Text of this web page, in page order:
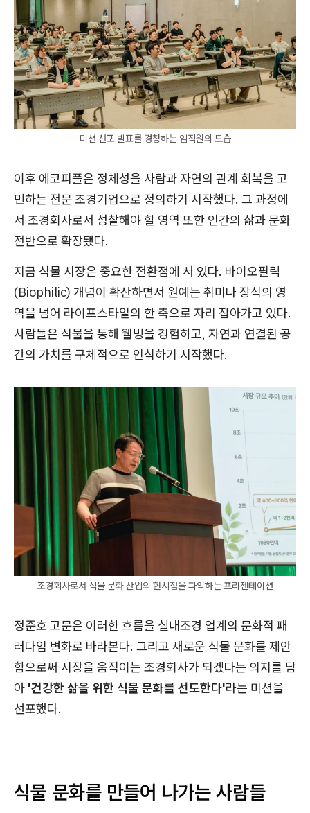
미션 선포 발표를 경청하는 임직원의 모습
이후 에코피플은 정체성을 사람과 자연의 관계 회복을 고
민하는 전문 조경기업으로 정의하기 시작했다. 그 과정에
서 조경회사로서 성찰해야 할 영역 또한 인간의 삶과 문화
전반으로 확장됐다.
지금 식물 시장은 중요한 전환점에 서 있다. 바이오필릭
(Biophilic) 개념이 확산하면서 원예는 취미나 장식의 영
역을 넘어 라이프스타일의 한 축으로 자리 잡아가고 있다.
사람들은 식물을 통해 웰빙을 경험하고, 자연과 연결된 공
간의 가치를 구체적으로 인식하기 시작했다.
조경회사로서 식물 문화 산업의 현시점을 파악하는 프리젠테이션
정준호 고문은 이러한 흐름을 실내조경 업계의 문화적 패
러다임 변화로 바라본다. 그리고 새로운 식물 문화를 제안
함으로써 시장을 움직이는 조경회사가 되겠다는 의지를 담
아 '건강한 삶을 위한 식물 문화를 선도한다'라는 미션을
선포했다.
식물 문화를 만들어 나가는 사람들